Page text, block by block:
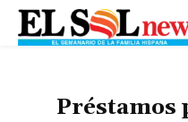
Préstamos